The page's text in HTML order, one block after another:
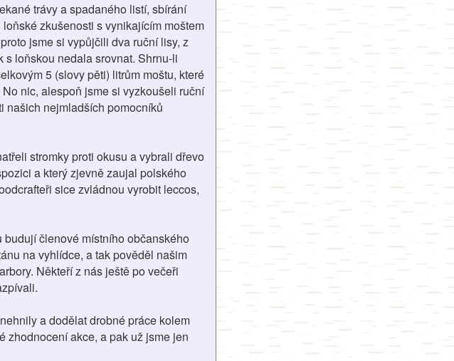
trávy a spadaného listí, sbírání
zkušenosti s vynikajícím moštem
jsme si vypůjčili dva ruční lisy, z
loňskou nedala srovnat. Shrnu-li
5 (slovy pěti) litrům moštu, které
nic, alespoň jsme si vyzkoušeli ruční
našich nejmladších pomocníků
stromky proti okusu a vybrali dřevo
a který zjevně zaujal polského
sice zvládnou vyrobit leccos,
budují členové místního občanského
na vyhlídce, a tak pověděl našim
Někteří z nás ještě po večeři
a dodělat drobné práce kolem
zhodnocení akce, a pak už jsme jen